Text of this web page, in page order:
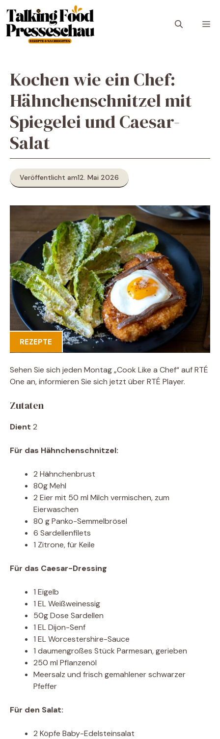
Inhalt
springen
Kochen wie ein Chef:
Hähnchenschnitzel mit
Spiegelei und Caesar-
Salat
Veröffentlicht am12. Mai 2026
REZEPTE
Sehen Sie sich jeden Montag „Cook Like a Chef“ auf RTÉ
One an, informieren Sie sich jetzt über RTÉ Player.
Zutaten
Dient 2
Für das Hähnchenschnitzel:
2 Hähnchenbrust
80g Mehl
2 Eier mit 50 ml Milch vermischen, zum
Eierwaschen
80 g Panko-Semmelbrösel
6 Sardellenfilets
1 Zitrone, für Keile
Für das Caesar-Dressing
1 Eigelb
1 EL Weißweinessig
50g Dose Sardellen
1 EL Dijon-Senf
1 EL Worcestershire-Sauce
1 daumengroßes Stück Parmesan, gerieben
250 ml Pflanzenöl
Meersalz und frisch gemahlener schwarzer
Pfeffer
Für den Salat:
2 Köpfe Baby-Edelsteinsalat